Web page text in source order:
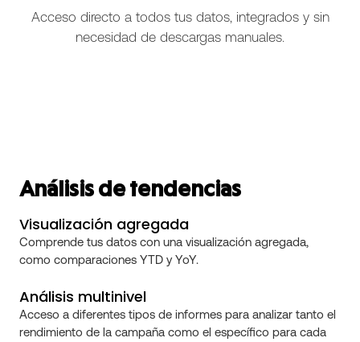
Acceso directo a todos tus datos, integrados y sin
necesidad de descargas manuales.
Análisis de tendencias
Visualización agregada
Comprende tus datos con una visualización agregada,
como comparaciones YTD y YoY.
Análisis multinivel
Acceso a diferentes tipos de informes para analizar tanto el
rendimiento de la campaña como el específico para cada